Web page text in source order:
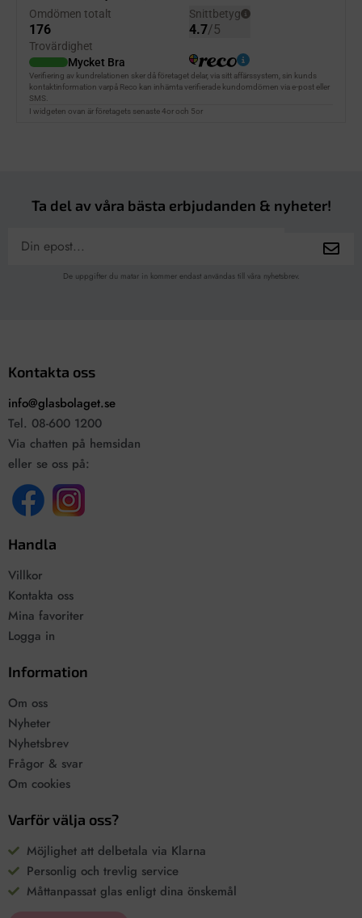
Ta del av våra bästa erbjudanden & nyheter!
De uppgifter du matar in kommer endast användas till våra nyhetsbrev.
Kontakta oss
info@glasbolaget.se
Tel. 08-600 1200
Via chatten på hemsidan
eller se oss på:
Handla
Villkor
Kontakta oss
Mina favoriter
Logga in
Information
Om oss
Nyheter
Nyhetsbrev
Frågor & svar
Om cookies
Varför välja oss?
Möjlighet att delbetala via Klarna
Personlig och trevlig service
Måttanpassat glas enligt dina önskemål